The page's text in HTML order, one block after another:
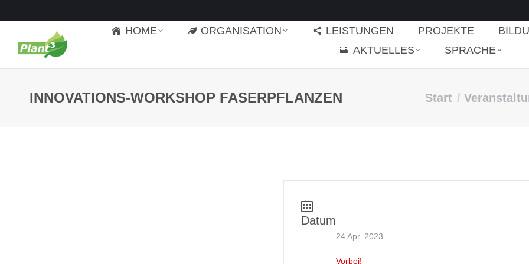
HOME ORGANISATION LEISTUNGEN PROJEKTE
AKTUELLES
SPRACHE
INNOVATIONS-WORKSHOP FASERPFLANZEN Sie befinden sich
Start
Datum
24 Apr. 2023
Vorbei!